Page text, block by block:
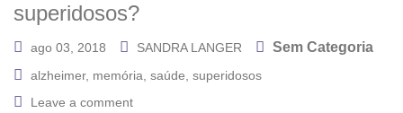
superidosos?
ago 03, 2018 SANDRA LANGER Sem Categoria
alzheimer, memória saúde superidosos
Leave a comment